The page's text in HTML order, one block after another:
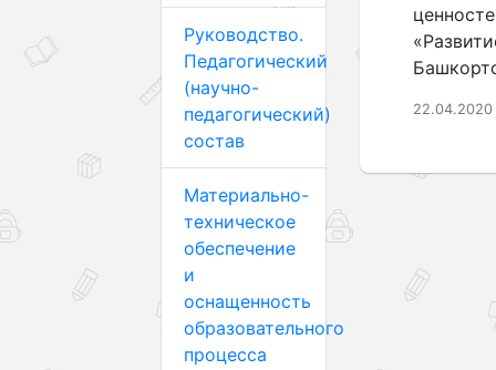
Руководство.
Педагогический
(научно-
педагогический)
состав
Материально-
техническое
обеспечение
и
оснащенность
образовательного
процесса
22.04.2020